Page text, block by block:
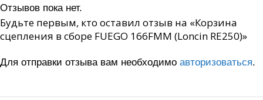
Отзывов пока нет.
Будьте первым, кто оставил отзыв на «Корзина
сцепления в сборе FUEGO 166FMM (Loncin RE250)»
Для отправки отзыва вам необходимо авторизоваться.